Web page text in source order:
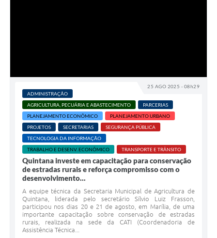
25 AGO 2025 - 08h29
ADMINISTRAÇÃO
AGRICULTURA, PECUÁRIA E ABASTECIMENTO
PARCERIAS
PLANEJAMENTO ECONÔMICO
PLANEJAMENTO URBANO
PROJETOS
SECRETARIAS
SEGURANÇA PÚBLICA
TECNOLOGIA DA INFORMAÇÃO
TRABALHO E DESENV. ECONÔMICO
TRANSPORTE E TRÂNSITO
Quintana investe em capacitação para conservação
de estradas rurais e reforça compromisso com o
desenvolvimento...
A equipe técnica da Secretaria Municipal de Agricultura de
Quintana, liderada pelo secretário Sílvio Luiz Frasson,
participou nos dias 20 e 21 de agosto, em Marília, de uma
importante capacitação sobre conservação de estradas
rurais, realizada na sede da CATI (Coordenadoria de
Assistência Técnica...